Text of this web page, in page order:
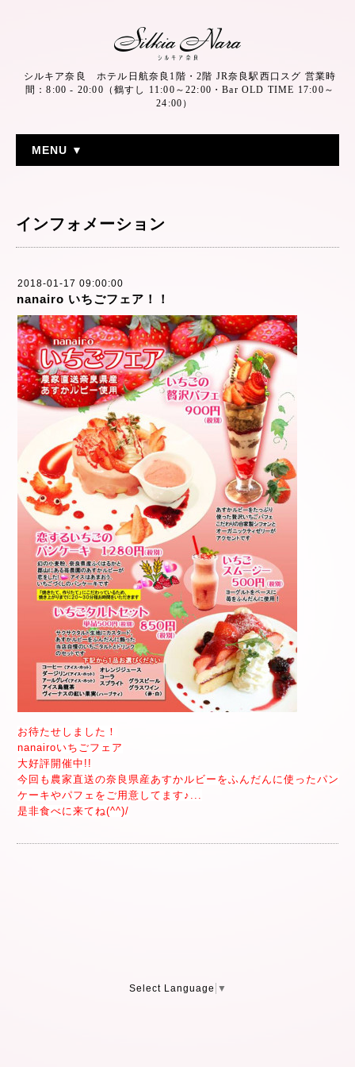
シルキア奈良 ホテル日航奈良1階・2階 JR奈良駅西口スグ 営業時
間：8:00 - 20:00（鶴すし 11:00～22:00・Bar OLD TIME 17:00～
24:00）
MENU ▼
インフォメーション
2018-01-17 09:00:00
nanairo いちごフェア！！
お待たせしました！
nanairoいちごフェア
大好評開催中!!
今回も農家直送の奈良県産あすかルビーをふんだんに使ったパン
ケーキやパフェをご用意してます♪ ...
是非食べに来てね(^^)/
Select Language ▼